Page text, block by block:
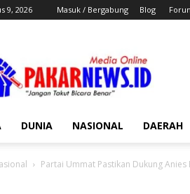
9, 2026 Masuk / Bergabung Blog
DUNIA NASIONAL DAERAH
Partai Ummat Pastikan Dukung Anies